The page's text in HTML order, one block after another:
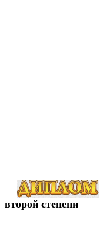
второй степени